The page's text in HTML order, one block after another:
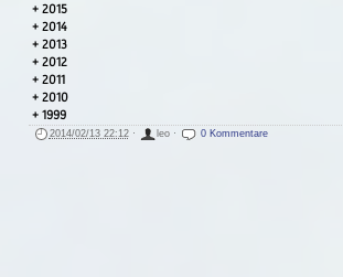
2015
2014
2013
2012
2011
2010
1999
2014/02/13 22:12· leo· 0 Kommentare